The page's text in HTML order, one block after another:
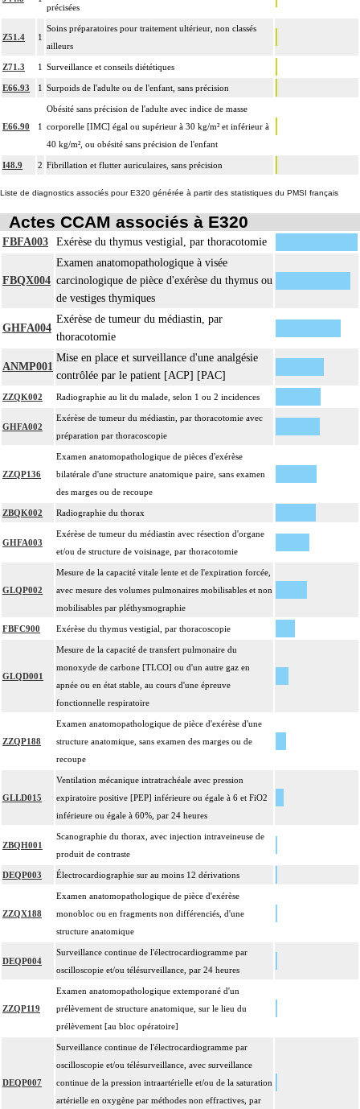
précisées
Z51.4 1
Soins préparatoires pour traitement ultérieur, non classés
ailleurs
Z71.3 1 Surveillance et conseils diététiques
E66.93 1 Surpoids de l'adulte ou de l'enfant, sans précision
E66.90 1
Obésité sans précision de l'adulte avec indice de masse
corporelle [IMC] égal ou supérieur à 30 kg/m² et inférieur à
40 kg/m², ou obésité sans précision de l'enfant
I48.9 2 Fibrillation et flutter auriculaires, sans précision
Liste de diagnostics associés pour E320 générée à partir des statistiques du PMSI français
Actes CCAM associés à E320
FBFA003 Exérèse du thymus vestigial, par thoracotomie
FBQX004
Examen anatomopathologique à visée
carcinologique de pièce d'exérèse du thymus ou
de vestiges thymiques
GHFA004
Exérèse de tumeur du médiastin, par
thoracotomie
ANMP001
Mise en place et surveillance d'une analgésie
contrôlée par le patient [ACP] [PAC]
ZZQK002 Radiographie au lit du malade, selon 1 ou 2 incidences
GHFA002
Exérèse de tumeur du médiastin, par thoracotomie avec
préparation par thoracoscopie
ZZQP136
Examen anatomopathologique de pièces d'exérèse
bilatérale d'une structure anatomique paire, sans examen
des marges ou de recoupe
ZBQK002 Radiographie du thorax
GHFA003
Exérèse de tumeur du médiastin avec résection d'organe
et/ou de structure de voisinage, par thoracotomie
GLQP002
Mesure de la capacité vitale lente et de l'expiration forcée,
avec mesure des volumes pulmonaires mobilisables et non
mobilisables par pléthysmographie
FBFC900 Exérèse du thymus vestigial, par thoracoscopie
GLQD001
Mesure de la capacité de transfert pulmonaire du
monoxyde de carbone [TLCO] ou d'un autre gaz en
apnée ou en état stable, au cours d'une épreuve
fonctionnelle respiratoire
ZZQP188
Examen anatomopathologique de pièce d'exérèse d'une
structure anatomique, sans examen des marges ou de
recoupe
GLLD015
Ventilation mécanique intratrachéale avec pression
expiratoire positive [PEP] inférieure ou égale à 6 et FiO2
inférieure ou égale à 60%, par 24 heures
ZBQH001
Scanographie du thorax, avec injection intraveineuse de
produit de contraste
DEQP003 Électrocardiographie sur au moins 12 dérivations
ZZQX188
Examen anatomopathologique de pièce d'exérèse
monobloc ou en fragments non différenciés, d'une
structure anatomique
DEQP004
Surveillance continue de l'électrocardiogramme par
oscilloscopie et/ou télésurveillance, par 24 heures
ZZQP119
Examen anatomopathologique extemporané d'un
prélèvement de structure anatomique, sur le lieu du
prélèvement [au bloc opératoire]
DEQP007
Surveillance continue de l'électrocardiogramme par
oscilloscopie et/ou télésurveillance, avec surveillance
continue de la pression intraartérielle et/ou de la saturation
artérielle en oxygène par méthodes non effractives, par